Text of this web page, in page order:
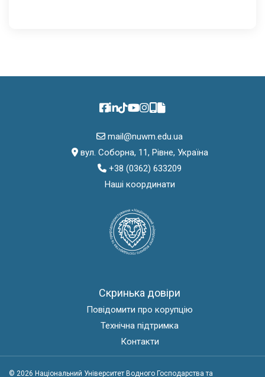
mail@nuwm.edu.ua
вул. Соборна, 11, Рівне, Україна
+38 (0362) 633209
Наші координати
Скринька довіри
Повідомити про корупцію
Технічна підтримка
Контакти
© 2026 Національний Університет Водного Господарства та